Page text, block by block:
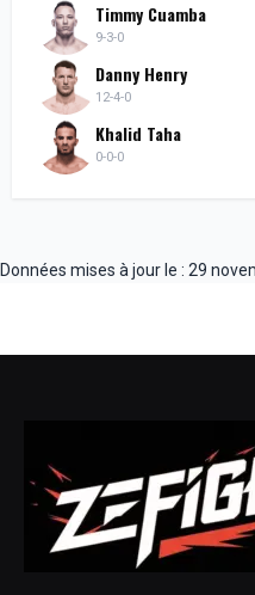
Timmy Cuamba
9-3-0
Danny Henry
12-4-0
Khalid Taha
0-0-0
Données mises à jour le : 29